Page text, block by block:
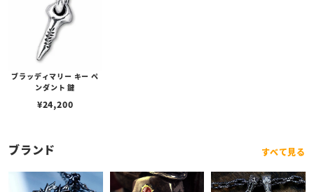
ブラッディマリー キー ペ
ンダント 鍵
¥24,200
ブランド すべて見る